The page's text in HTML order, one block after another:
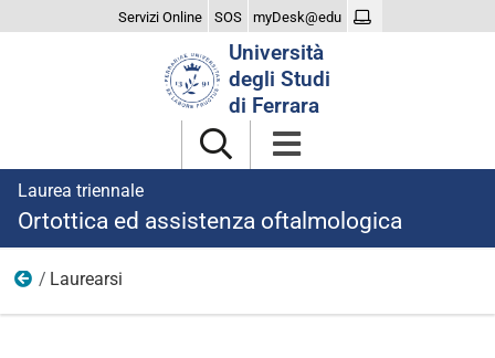
Servizi Online SOS myDesk@edu
Università
degli Studi
di Ferrara
Laurea triennale
Ortottica ed assistenza oftalmologica
menu
Laurearsi